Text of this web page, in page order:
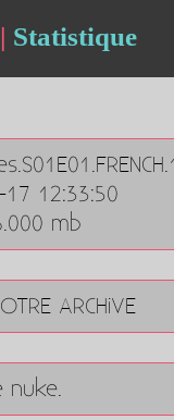
| Statistique
12:33:50
mb
ARCHiVE
nuke.